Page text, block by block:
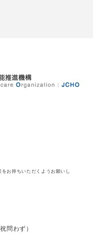
をお持ちいただくようお願いし
問わず）